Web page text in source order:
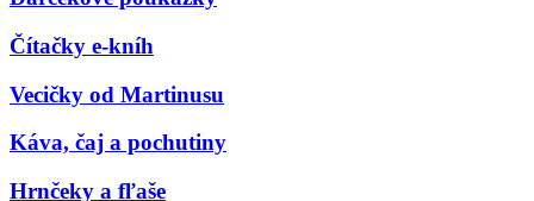
Čítačky e-kníh
Vecičky od Martinusu
Káva, čaj a pochutiny
Hrnčeky a fľaše